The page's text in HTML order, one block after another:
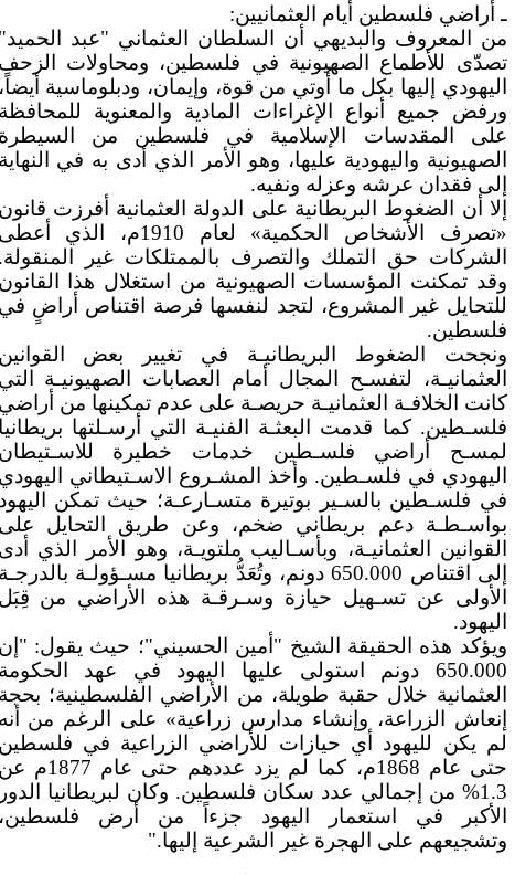
ـ أراضي فلسطين أيام العثمانيين:
من المعروف والبديهي أن السلطان العثماني "عبد
تصدّى للأطماع الصهيونية في فلسطين، ومحاولات
اليهودي إليها بكل ما أُوتي من قوة، وإيمان، ودبلوماسية
ورفض جميع أنواع الإغراءات المادية والمعنوية
على المقدسات الإسلامية في فلسطين من
الصهيونية واليهودية عليها، وهو الأمر الذي أدى به في
إلى فقدان عرشه وعزله ونفيه.
إلا أن الضغوط البريطانية على الدولة العثمانية أفرزت
«تصرف الأشخاص الحكمية» لعام 1910م، الذي
الشركات حق التملك والتصرف بالممتلكات غير
وقد تمكنت المؤسسات الصهيونية من استغلال هذا
للتحايل غير المشروع، لتجد لنفسها فرصة اقتناص أراضٍ
فلسطين.
ونجحت الضغوط البريطانيـة في تغيير بعض
العثمانيـة، لتفسـح المجال أمام العصابات الصهيونيـة
كانت الخلافـة العثمانيـة حريصـة على عدم تمكينها من
فلسـطين. كما قدمت البعثـة الفنيـة التي أرسـلتها
لمسـح أراضي فلسـطين خدمات خطيرة
اليهودي في فلسـطين. وأخذ المشـروع الاسـتيطاني
في فلسـطين بالسـير بوتيرة متسـارعـة؛ حيث تمكن
بواسـطـة دعم بريطاني ضخم، وعن طريق التحايل
القوانين العثمانيـة، وبأسـاليب ملتويـة، وهو الأمر الذي
إلى اقتناص 650.000 دونم، وتُعَدُّ بريطانيا مسـؤولـة
الأولى عن تسـهيل حيازة وسـرقـة هذه الأراضي من
اليهود.
ويؤكد هذه الحقيقة الشيخ "أمين الحسيني"؛ حيث يقول:
650.000 دونم استولى عليها اليهود في عهد
العثمانية خلال حقبة طويلة، من الأراضي الفلسطينية؛
إنعاش الزراعة، وإنشاء مدارس زراعية» على الرغم من
لم يكن لليهود أي حيازات للأراضي الزراعية في
حتى عام 1868م، كما لم يزد عددهم حتى عام
1.3% من إجمالي عدد سكان فلسطين. وكان لبريطانيا
الأكبر في استعمار اليهود جزءاً من أرض
وتشجيعهم على الهجرة غير الشرعية إليها."